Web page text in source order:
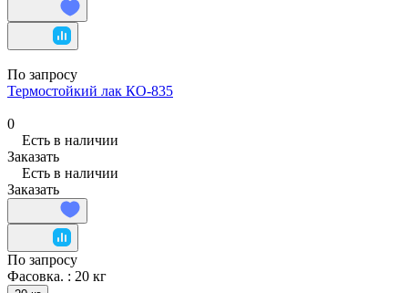
По запросу
Термостойкий лак КО-835
0
Есть в наличии
Заказать
Есть в наличии
Заказать
По запросу
Фасовка. : 20 кг